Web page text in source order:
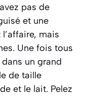
pas de
et une
mais
Une fois tous
un grand
de taille
et le lait. Pelez